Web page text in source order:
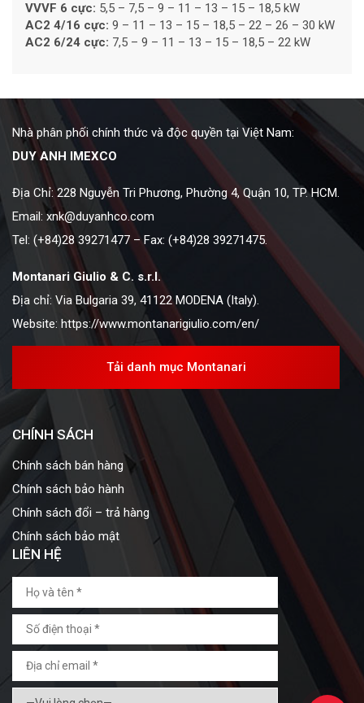
VVVF 6 cực: 5,5 – 7,5 – 9 – 11 – 13 – 15 – 18,5 kW
AC2 4/16 cực: 9 – 11 – 13 – 15 – 18,5 – 22 – 26 – 30 kW
AC2 6/24 cực: 7,5 – 9 – 11 – 13 – 15 – 18,5 – 22 kW
Nhà phân phối chính thức và độc quyền tại Việt Nam:
DUY ANH IMEXCO
Địa Chỉ: 228 Nguyễn Tri Phương, Phường 4, Quận 10, TP. HCM.
Email:xnk@duyanhco.com
Tel: (+84)28 39271477 – Fax: (+84)28 39271475.
Montanari Giulio & C. s.r.l.
Địa chỉ: Via Bulgaria 39, 41122 MODENA (Italy).
Website: https://www.montanarigiulio.com/en/
Tải danh mục Montanari
CHÍNH SÁCH
Chính sách bán hàng
Chính sách bảo hành
Chính sách đổi – trả hàng
Chính sách bảo mật
LIÊN HỆ